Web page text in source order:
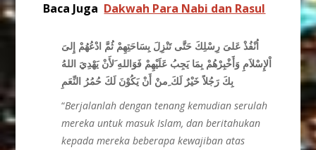
Baca Juga Dakwah Para Nabi dan Rasul
اُنْفُذْ عَلىَ رِسْلِكَ حَتَّى تَنْزِلَ بِسَاحَتِهِمْ ثُمَّ ادْعُهُمْ إِلىَ
اْلإِسْلاَمِ وَأَخْبِرْهُمْ بِمَا يَجِبُ عَلَيْهِمْ فَوَاللهِ َلأَنْ يَهْدِيَ اللهُ
بِكَ رَجُلاً خَيْرٌ لَكَ ِمنْ أَنْ يَكُوْنَ لَكَ حُمُرُ النِّعَمِ
“Berjalanlah dengan tenang kemudian serulah
mereka untuk masuk Islam, dan beritahukan
kepada mereka beberapa kewajiban atas